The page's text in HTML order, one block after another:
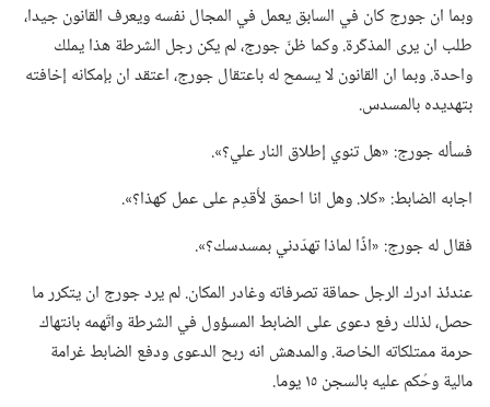
وبما ان جورج كان في السابق يعمل في المجال نفسه ويعرف القانون جيدا،‏
طلب ان يرى المذكّرة.‏ وكما ظنّ جورج،‏ لم يكن رجل الشرطة هذا يملك
واحدة.‏ وبما ان القانون لا يسمح له باعتقال جورج،‏ اعتقد ان بإمكانه إخافته
بتهديده بالمسدس.‏
فسأله جورج:‏ «هل تنوي إطلاق النار علي؟‏».‏
اجابه الضابط:‏ «كلا.‏ وهل انا احمق لأُقدِم على عمل كهذا؟‏».‏
فقال له جورج:‏ «اذًا لماذا تهدّدني بمسدسك؟‏».‏
عندئذ ادرك الرجل حماقة تصرفاته وغادر المكان.‏ لم يرد جورج ان يتكرر ما
حصل،‏ لذلك رفع دعوى على الضابط المسؤول في الشرطة واتّهمه بانتهاك
حرمة ممتلكاته الخاصة.‏ والمدهش انه ربح الدعوى ودفع الضابط غرامة
مالية وحُكم عليه بالسجن ١٥ يوما.‏